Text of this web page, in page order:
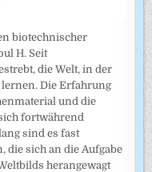
biotechnischer
H. Seit
die Welt, in der
Die Erfahrung
und die
fortwährend
sind es fast
die sich an die Aufgabe
herangewagt